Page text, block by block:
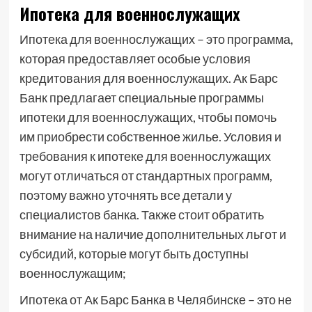
Ипотека для военнослужащих
Ипотека для военнослужащих – это программа,
которая предоставляет особые условия
кредитования для военнослужащих. Ак Барс
Банк предлагает специальные программы
ипотеки для военнослужащих, чтобы помочь
им приобрести собственное жилье. Условия и
требования к ипотеке для военнослужащих
могут отличаться от стандартных программ,
поэтому важно уточнять все детали у
специалистов банка. Также стоит обратить
внимание на наличие дополнительных льгот и
субсидий, которые могут быть доступны
военнослужащим;
Ипотека от Ак Барс Банка в Челябинске – это не